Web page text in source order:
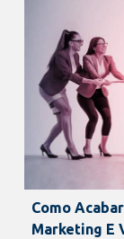
Como
Marketing E